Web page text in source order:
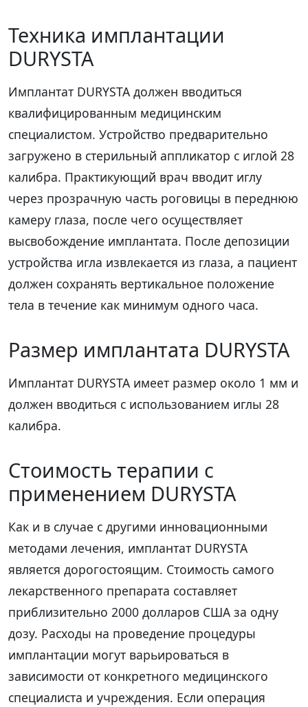
Техника имплантации
DURYSTA
Имплантат DURYSTA должен вводиться
квалифицированным медицинским
специалистом. Устройство предварительно
загружено в стерильный аппликатор с иглой 28
калибра. Практикующий врач вводит иглу
через прозрачную часть роговицы в переднюю
камеру глаза, после чего осуществляет
высвобождение имплантата. После депозиции
устройства игла извлекается из глаза, а пациент
должен сохранять вертикальное положение
тела в течение как минимум одного часа.
Размер имплантата DURYSTA
Имплантат DURYSTA имеет размер около 1 мм и
должен вводиться с использованием иглы 28
калибра.
Стоимость терапии с
применением DURYSTA
Как и в случае с другими инновационными
методами лечения, имплантат DURYSTA
является дорогостоящим. Стоимость самого
лекарственного препарата составляет
приблизительно 2000 долларов США за одну
дозу. Расходы на проведение процедуры
имплантации могут варьироваться в
зависимости от конкретного медицинского
специалиста и учреждения. Если операция